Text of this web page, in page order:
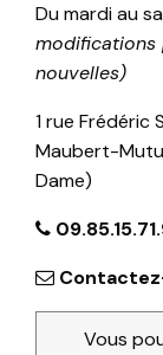
Du mardi au
modifications
nouvelles)
1 rue Frédéric
Maubert-
Dame)
Vous